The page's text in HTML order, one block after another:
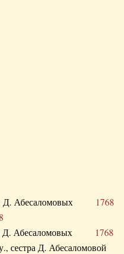
и Д. Абесаломовых 1768
и Д. Абесаломовых 1768
у., сестра Д. Абесаломовой